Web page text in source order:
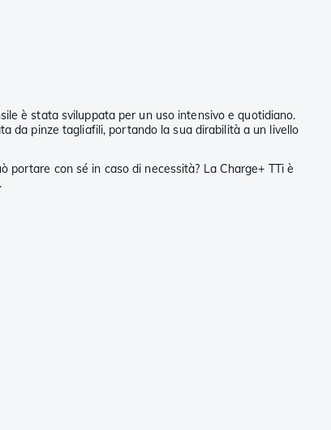
è stata sviluppata per un uso intensivo e quotidiano.
da pinze tagliafili, portando la sua dirabilità a un livello
con sé in caso di necessità? La Charge+ TTi è